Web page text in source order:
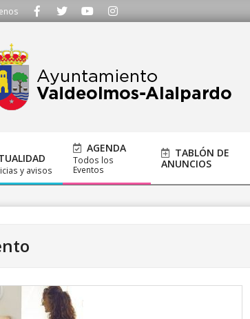
al 91 620 21 53 o escríbenos a ayuntamiento@alalpardo.org
y avisos
AGENDA
Todos los
Eventos
TABLÓN DE
ANUNCIOS